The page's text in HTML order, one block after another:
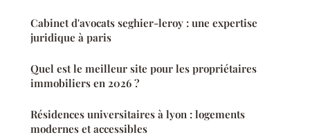
Cabinet d'avocats seghier-leroy : une expertise
juridique à paris
Quel est le meilleur site pour les propriétaires
immobiliers en 2026 ?
Résidences universitaires à lyon : logements
modernes et accessibles